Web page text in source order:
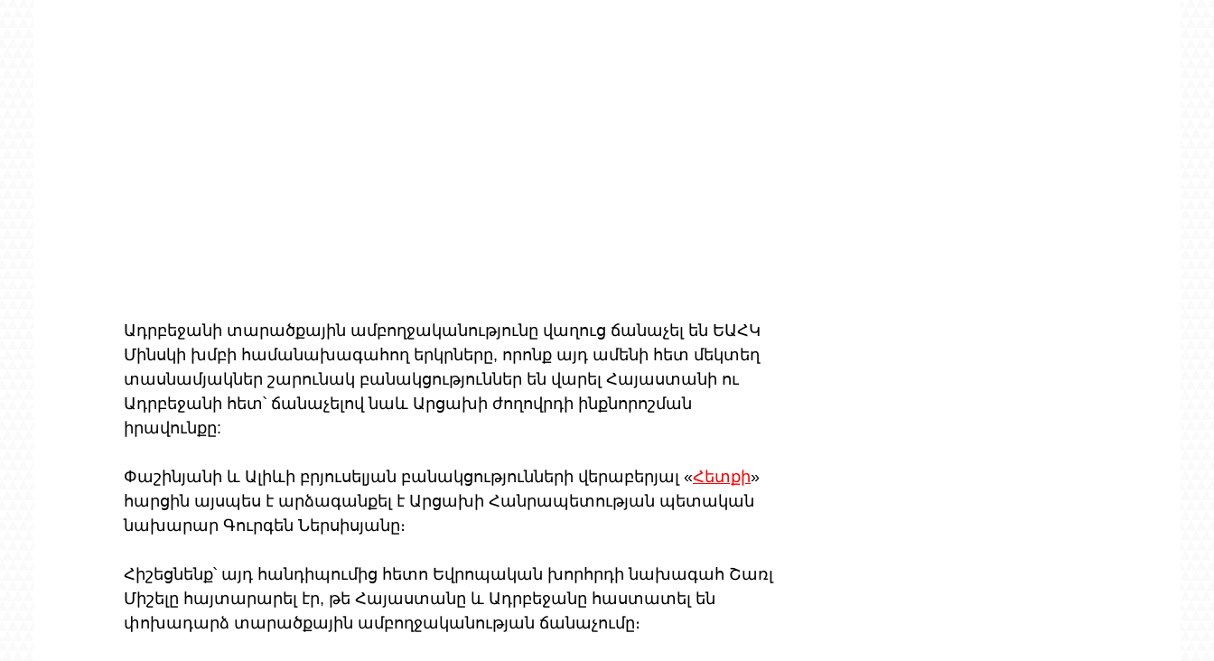
Ադրբեջանի տարածքային ամբողջականությունը վաղուց ճանաչել են ԵԱՀԿ
Մինսկի խմբի համանախագահող երկրները, որոնք այդ ամենի հետ մեկտեղ
տասնամյակներ շարունակ բանակցություններ են վարել Հայաստանի ու
Ադրբեջանի հետ՝ ճանաչելով նաև Արցախի ժողովրդի ինքնորոշման
իրավունքը:
Փաշինյանի և Ալիևի բրյուսելյան բանակցությունների վերաբերյալ «Հետքի»
հարցին այսպես է արձագանքել է Արցախի Հանրապետության պետական
նախարար Գուրգեն Ներսիսյանը։
Հիշեցնենք՝ այդ հանդիպումից հետո Եվրոպական խորհրդի նախագահ Շառլ
Միշելը հայտարարել էր, թե Հայաստանը և Ադրբեջանը հաստատել են
փոխադարձ տարածքային ամբողջականության ճանաչումը։